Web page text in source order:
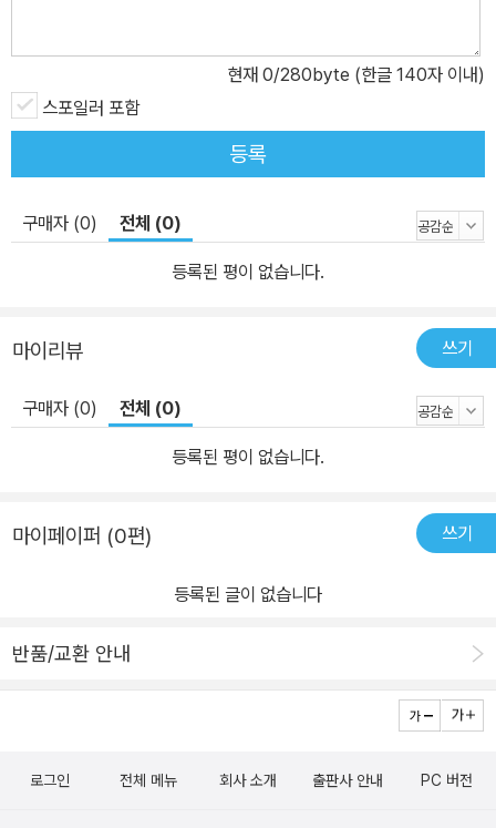
현재 0/280byte (한글 140자 이내)
스포일러 포함
등록
구매자 (0) 전체 (0)
등록된 평이 없습니다.
마이리뷰 쓰기
구매자 (0) 전체 (0)
등록된 평이 없습니다.
마이페이퍼 (0편) 쓰기
등록된 글이 없습니다
반품/교환 안내
로그인 전체 메뉴 회사 소개 출판사 안내 PC 버전